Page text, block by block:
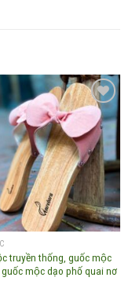
Add to
wishlist
truyền thống, guốc mộc
mộc dạo phố quai nơ